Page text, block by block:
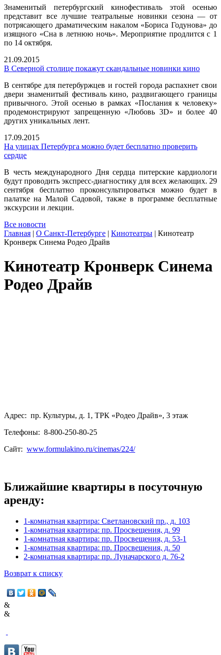
Знаменитый петербургский кинофестиваль этой осенью
представит все лучшие театральные новинки сезона — от
потрясающего драматическим накалом «Бориса Годунова» до
изящного «Сна в летнюю ночь». Мероприятие продлится с 1
по 14 октября.
21.09.2015
В Северной столице покажут скандальные новинки кино
В сентябре для петербуржцев и гостей города распахнет свои
двери знаменитый фестиваль кино, раздвигающего границы
привычного. Этой осенью в рамках «Послания к человеку»
продемонстрируют запрещенную «Любовь 3D» и более 40
других уникальных лент.
17.09.2015
На улицах Петербурга можно будет бесплатно проверить
сердце
В честь международного Дня сердца питерские кардиологи
будут проводить экспресс-диагностику для всех желающих. 29
сентября бесплатно проконсультироваться можно будет в
палатке на Малой Садовой, также в программе бесплатные
экскурсии и лекции.
Все новости
Главная | О Санкт-Петербурге | Кинотеатры | Кинотеатр
Кронверк Синема Родео Драйв
Кинотеатр Кронверк Синема
Родео Драйв
Адрес: пр. Культуры, д. 1, ТРК «Родео Драйв», 3 этаж
Телефоны: 8-800-250-80-25
Сайт: www.formulakino.ru/cinemas/224/
Ближайшие квартиры в посуточную
аренду:
1-комнатная квартира: Светлановский пр., д. 103
1-комнатная квартира: пр. Просвещения, д. 99
1-комнатная квартира: пр. Просвещения, д. 53-1
1-комнатная квартира: пр. Просвещения, д. 50
2-комнатная квартира: пр. Луначарского д. 76-2
Возврат к списку
&
&